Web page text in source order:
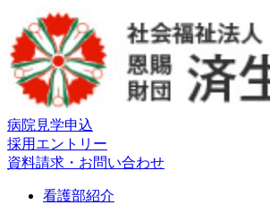
病院見学申込
採用エントリー
資料請求・お問い合わせ
看護部紹介